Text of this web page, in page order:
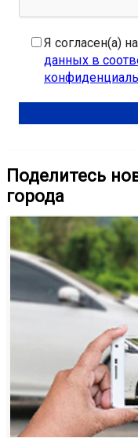
Я согласен(а)
данных в
Поделитесь
города